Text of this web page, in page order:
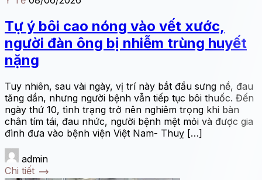
Tự ý bôi cao nóng vào vết xước,
người đàn ông bị nhiễm trùng huyết
nặng
Tuy nhiên, sau vài ngày, vị trí này bắt đầu sưng nề, đau
tăng dần, nhưng người bệnh vẫn tiếp tục bôi thuốc. Đến
ngày thứ 10, tình trạng trở nên nghiêm trọng khi bàn
chân tím tái, đau nhức, người bệnh mệt mỏi và được gia
đình đưa vào bệnh viện Việt Nam- Thuỵ […]
admin
Chi tiết trending_flat